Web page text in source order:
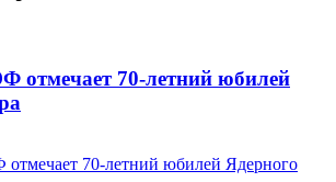
70-летний юбилей